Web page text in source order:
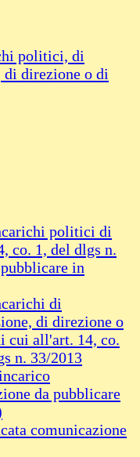
politici, di
direzione o di
politici di
co. 1, del dlgs n.
in
di
di direzione o
cui all'art. 14, co.
n. 33/2013
da pubblicare
comunicazione